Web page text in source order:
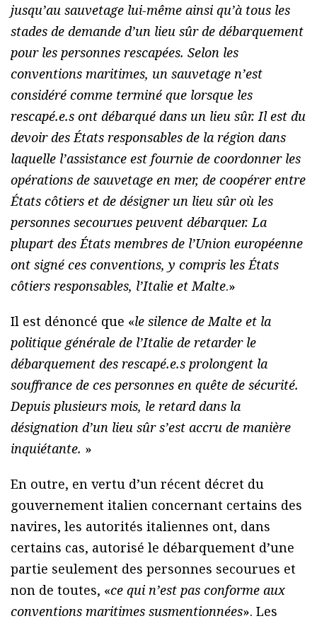
jusqu’au sauvetage lui-même ainsi qu’à tous les
stades de demande d’un lieu sûr de débarquement
pour les personnes rescapées. Selon les
conventions maritimes, un sauvetage n’est
considéré comme terminé que lorsque les
rescapé.e.s ont débarqué dans un lieu sûr. Il est du
devoir des États responsables de la région dans
laquelle l’assistance est fournie de coordonner les
opérations de sauvetage en mer, de coopérer entre
États côtiers et de désigner un lieu sûr où les
personnes secourues peuvent débarquer. La
plupart des États membres de l’Union européenne
ont signé ces conventions, y compris les États
côtiers responsables, l’Italie et Malte.»
Il est dénoncé que «le silence de Malte et la
politique générale de l’Italie de retarder le
débarquement des rescapé.e.s prolongent la
souffrance de ces personnes en quête de sécurité.
Depuis plusieurs mois, le retard dans la
désignation d’un lieu sûr s’est accru de manière
inquiétante. »
En outre, en vertu d’un récent décret du
gouvernement italien concernant certains des
navires, les autorités italiennes ont, dans
certains cas, autorisé le débarquement d’une
partie seulement des personnes secourues et
non de toutes, «ce qui n’est pas conforme aux
conventions maritimes susmentionnées». Les